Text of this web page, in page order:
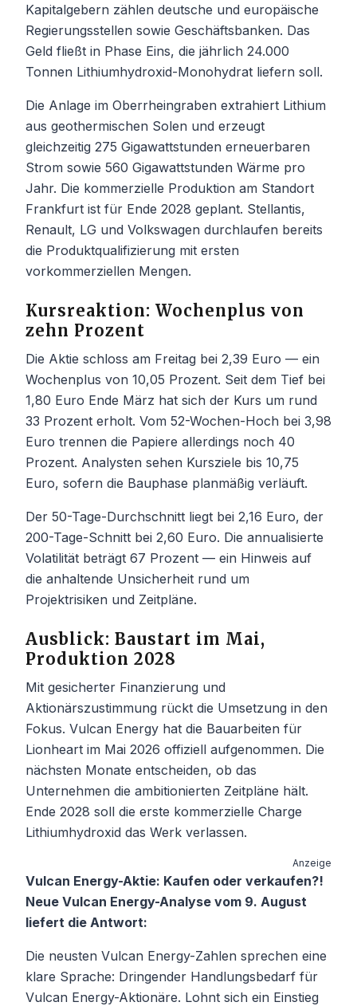
Kapitalgebern zählen deutsche und europäische
Regierungsstellen sowie Geschäftsbanken. Das
Geld fließt in Phase Eins, die jährlich 24.000
Tonnen Lithiumhydroxid-Monohydrat liefern soll.
Die Anlage im Oberrheingraben extrahiert Lithium
aus geothermischen Solen und erzeugt
gleichzeitig 275 Gigawattstunden erneuerbaren
Strom sowie 560 Gigawattstunden Wärme pro
Jahr. Die kommerzielle Produktion am Standort
Frankfurt ist für Ende 2028 geplant. Stellantis,
Renault, LG und Volkswagen durchlaufen bereits
die Produktqualifizierung mit ersten
vorkommerziellen Mengen.
Kursreaktion: Wochenplus von
zehn Prozent
Die Aktie schloss am Freitag bei 2,39 Euro — ein
Wochenplus von 10,05 Prozent. Seit dem Tief bei
1,80 Euro Ende März hat sich der Kurs um rund
33 Prozent erholt. Vom 52-Wochen-Hoch bei 3,98
Euro trennen die Papiere allerdings noch 40
Prozent. Analysten sehen Kursziele bis 10,75
Euro, sofern die Bauphase planmäßig verläuft.
Der 50-Tage-Durchschnitt liegt bei 2,16 Euro, der
200-Tage-Schnitt bei 2,60 Euro. Die annualisierte
Volatilität beträgt 67 Prozent — ein Hinweis auf
die anhaltende Unsicherheit rund um
Projektrisiken und Zeitpläne.
Ausblick: Baustart im Mai,
Produktion 2028
Mit gesicherter Finanzierung und
Aktionärszustimmung rückt die Umsetzung in den
Fokus. Vulcan Energy hat die Bauarbeiten für
Lionheart im Mai 2026 offiziell aufgenommen. Die
nächsten Monate entscheiden, ob das
Unternehmen die ambitionierten Zeitpläne hält.
Ende 2028 soll die erste kommerzielle Charge
Lithiumhydroxid das Werk verlassen.
Anzeige
Vulcan Energy-Aktie: Kaufen oder verkaufen?!
Neue Vulcan Energy-Analyse vom 9. August
liefert die Antwort:
Die neusten Vulcan Energy-Zahlen sprechen eine
klare Sprache: Dringender Handlungsbedarf für
Vulcan Energy-Aktionäre. Lohnt sich ein Einstieg